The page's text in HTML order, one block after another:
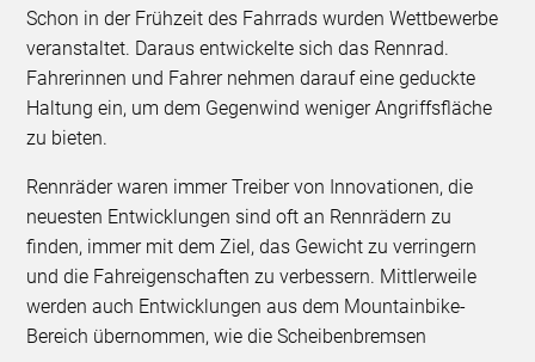
Schon in der Frühzeit des Fahrrads wurden Wettbewerbe
veranstaltet. Daraus entwickelte sich das Rennrad.
Fahrerinnen und Fahrer nehmen darauf eine geduckte
Haltung ein, um dem Gegenwind weniger Angriffsfläche
zu bieten.
Rennräder waren immer Treiber von Innovationen, die
neuesten Entwicklungen sind oft an Rennrädern zu
finden, immer mit dem Ziel, das Gewicht zu verringern
und die Fahreigenschaften zu verbessern. Mittlerweile
werden auch Entwicklungen aus dem Mountainbike-
Bereich übernommen, wie die Scheibenbremsen